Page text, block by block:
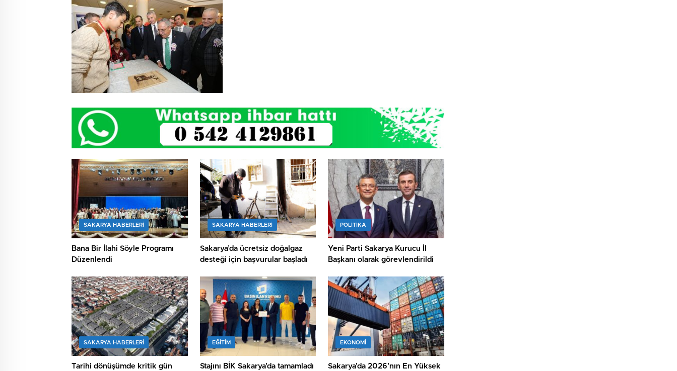
SAKARYA HABERLERI
Bana Bir İlahi Söyle Programı
Düzenlendi
SAKARYA HABERLERI
Sakarya’da ücretsiz doğalgaz
desteği için başvurular başladı
POLİTİKA
Yeni Parti Sakarya Kurucu İl
Başkanı olarak görevlendirildi
SAKARYA HABERLERI
Tarihi dönüşümde kritik gün
EĞİTİM
Stajını BİK Sakarya’da tamamladı
EKONOMİ
Sakarya’da 2026’nın En Yüksek